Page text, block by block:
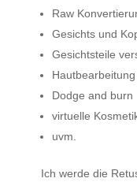
Raw
Gesichts und
Gesichtsteile
Hautbearbeitung
Dodge and burn
virtuelle
uvm.
Ich werde die